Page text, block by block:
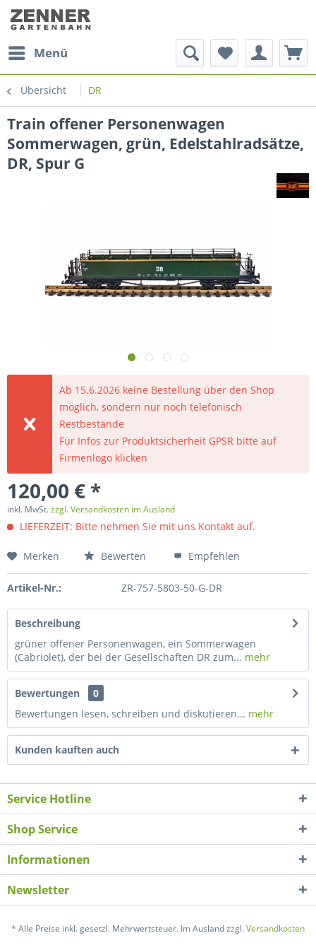
Menü
Übersicht DR
Train offener Personenwagen
Sommerwagen, grün, Edelstahlradsätze,
DR, Spur G
Ab 15.6.2026 keine Bestellung über den Shop
möglich, sondern nur noch telefonisch
Restbestände
Für Infos zur Produktsicherheit GPSR bitte auf
Firmenlogo klicken
120,00 € *
inkl. MwSt.zzgl. Versandkosten im Ausland
LIEFERZEIT: Bitte nehmen Sie mit uns Kontakt auf.
Merken Bewerten Empfehlen
Artikel-Nr.: ZR-757-5803-50-G-DR
Beschreibung
grüner offener Personenwagen, ein Sommerwagen
(Cabriolet), der bei der Gesellschaften DR zum... mehr
Bewertungen
0
Bewertungen lesen, schreiben und diskutieren... mehr
Kunden kauften auch
Service Hotline
Shop Service
Informationen
Newsletter
* Alle Preise inkl. gesetzl. Mehrwertsteuer. Im Ausland zzgl.Versandkosten